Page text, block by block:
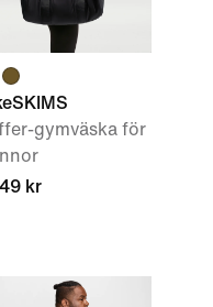
gymväska för
kr